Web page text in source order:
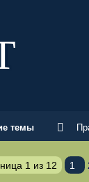
темы
1 из 12 1